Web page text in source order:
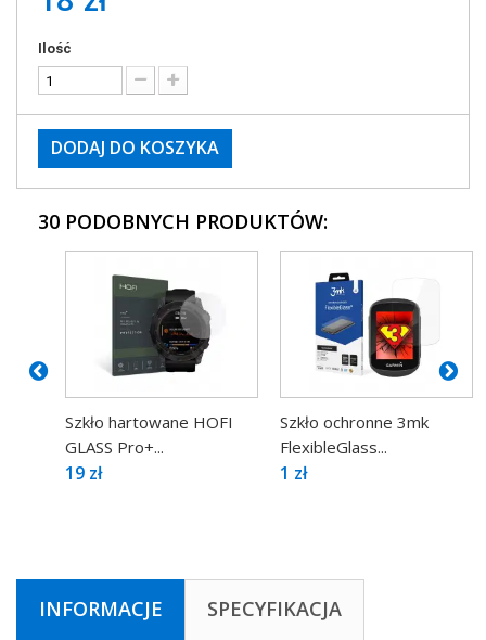
Ilość
DODAJ DO KOSZYKA
30 PODOBNYCH PRODUKTÓW:
Szkło hartowane HOFI
GLASS Pro+...
19 zł
Szkło ochronne 3mk
FlexibleGlass...
1 zł
INFORMACJE SPECYFIKACJA